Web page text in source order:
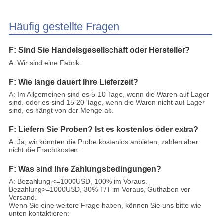
Häufig gestellte Fragen
F: Sind Sie Handelsgesellschaft oder Hersteller?
A: Wir sind eine Fabrik.
F: Wie lange dauert Ihre Lieferzeit?
A: Im Allgemeinen sind es 5-10 Tage, wenn die Waren auf Lager
sind. oder es sind 15-20 Tage, wenn die Waren nicht auf Lager
sind, es hängt von der Menge ab.
F: Liefern Sie Proben? Ist es kostenlos oder extra?
A: Ja, wir könnten die Probe kostenlos anbieten, zahlen aber
nicht die Frachtkosten.
F: Was sind Ihre Zahlungsbedingungen?
A: Bezahlung <=1000USD, 100% im Voraus.
Bezahlung>=1000USD, 30% T/T im Voraus, Guthaben vor
Versand.
Wenn Sie eine weitere Frage haben, können Sie uns bitte wie
unten kontaktieren: